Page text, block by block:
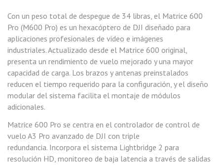
Con un peso total de despegue de 34 libras, el Matrice 600
Pro (M600 Pro) es un hexacóptero de DJI diseñado para
aplicaciones profesionales de video e imágenes
industriales. Actualizado desde el Matrice 600 original,
presenta un rendimiento de vuelo mejorado y una mayor
capacidad de carga. Los brazos y antenas preinstalados
reducen el tiempo requerido para la configuración, y el diseño
modular del sistema facilita el montaje de módulos
adicionales.
Matrice 600 Pro se centra en el controlador de control de
vuelo A3 Pro avanzado de DJI con triple
redundancia. Incorpora el sistema Lightbridge 2 para
resolución HD, monitoreo de baja latencia a través de salidas